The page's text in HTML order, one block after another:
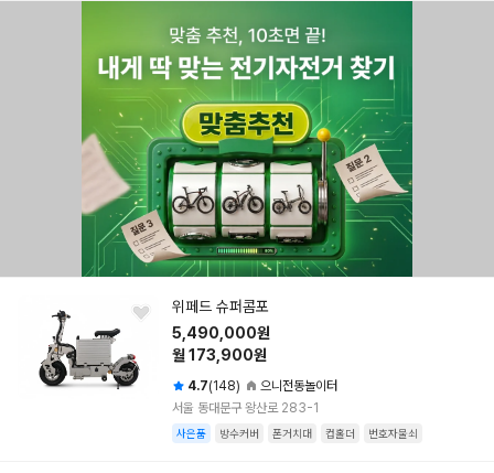
위페드 슈퍼콤포
5,490,000원
월 173,900원
4.7(148)
으니전동놀이터
서울 동대문구 왕산로 283-1
사은품 방수커버 폰거치대 컵홀더 번호자물쇠